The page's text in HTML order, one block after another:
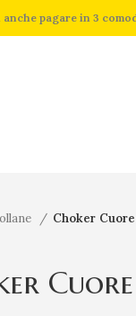
pagare in 3
Choker